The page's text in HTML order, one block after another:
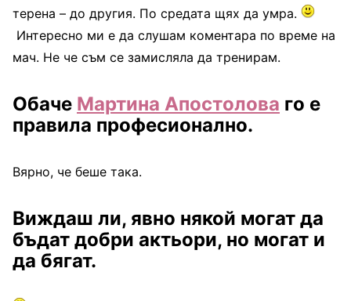
терена – до другия. По средата щях да умра.
Интересно ми е да слушам коментара по време на
мач. Не че съм се замисляла да тренирам.
Обаче Мартина Апостолова го е
правила професионално.
Вярно, че беше така.
Виждаш ли, явно някой могат да
бъдат добри актьори, но могат и
да бягат.